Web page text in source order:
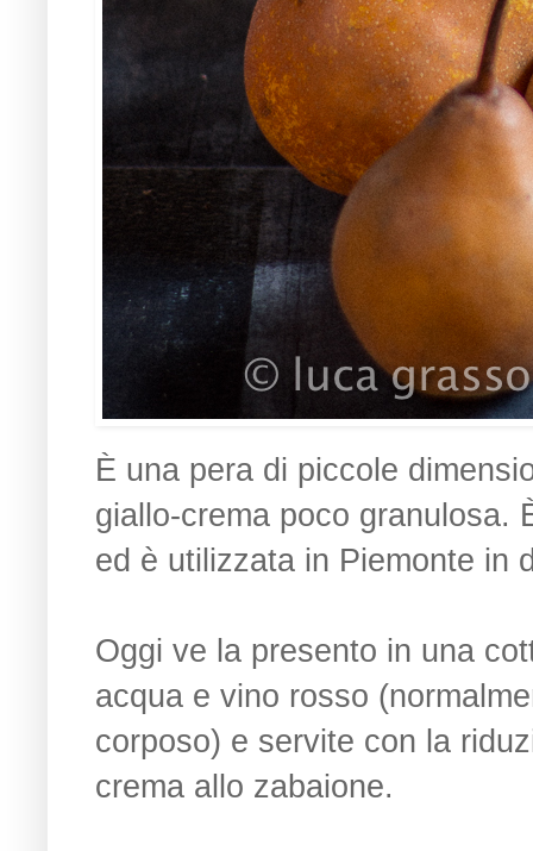
È una pera di piccole
giallo-crema poco granulosa.
ed è utilizzata in Piemonte in
Oggi ve la presento in una
acqua e vino rosso
corposo) e servite con la
crema allo zabaione.